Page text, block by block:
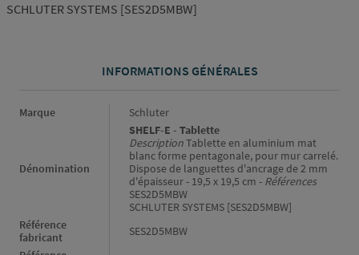
SCHLUTER SYSTEMS [SES2D5MBW]
INFORMATIONS GÉNÉRALES
Informations générales
Marque Schluter
Dénomination
SHELF-E - Tablette
DescriptionTablette en aluminium mat
blanc forme pentagonale, pour mur carrelé.
Dispose de languettes d'ancrage de 2 mm
d'épaisseur - 19,5 x 19,5 cm - Références
SES2D5MBW
SCHLUTER SYSTEMS [SES2D5MBW]
Référence
fabricant
SES2D5MBW